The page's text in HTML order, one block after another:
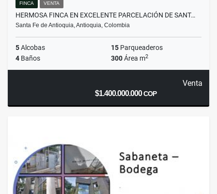
FINCA VENTA
HERMOSA FINCA EN EXCELENTE PARCELACIÓN DE SANT…
Santa Fe de Antioquia, Antioquia, Colombia
5Alcobas 15 Parqueaderos
4 Baños 300Área m2
Venta
$1.400.000.000COP